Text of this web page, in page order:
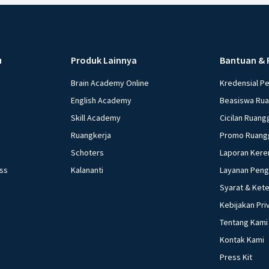
Produk Lainnya
Brain Academy Online
English Academy
Skill Academy
Ruangkerja
Schoters
Kalananti
Bantuan &
Kredensial
Beasiswa
Cicilan
Promo
Laporan
Layanan
Syarat &
Kebijakan
Tentang Kami
Kontak Kami
Press Kit